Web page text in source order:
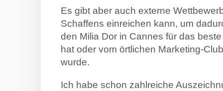
Es gibt aber auch externe
Schaffens einreichen kann, um
den Milia Dor in Cannes für das
hat oder vom örtlichen Marketing-
wurde.
Ich habe schon zahlreiche